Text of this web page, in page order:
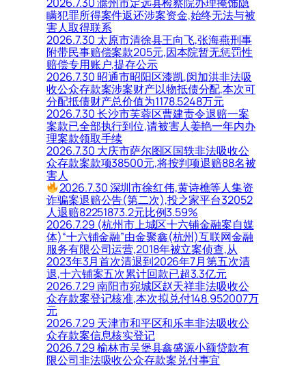
瞒犯罪所得案件返还涉案资金,始终无法与被
害人取得联系
2026.7.30 太原市清徐县王向飞,张海燕刑事
附带民事赔偿案款205元,因本院暂无惩罚性
赔偿专用账户,提存公示
2026.7.30 昭通市昭阳区漆凯,闵加洪非法吸
收公众存款案涉案财产以物抵债分配,本次可
分配抵债财产总价值为1178.5248万元
2026.7.30 长沙市芙蓉区曹建责令退赔一案
案款已全部执行到位,请被害人姜艳一年内办
理案款领取手续
2026.7.30 大庆市萨尔图区国轶非法吸收公
众存款案款项38500元,将按判项退赔88名被
害人
2026.7.30 深圳市徐红伟,黄诗樵等人集资
诈骗案退赔公告(第二次),投之家平台32052
人退赔82251873.2元比例3.59%
2026.7.29 (杭州市上城区十六铺金融案自媒
体)“十六铺金融”由金聚鑫(杭州)互联网金融
服务有限公司运营,2018年被立案侦查,从
2023年3月首次清退到2026年7月第五次清
退,十六铺案五次累计回款已超3.3亿元
2026.7.29 南阳市宛城区赵天祥非法吸收公
众存款案登记核准,本次拟兑付148.952007万
元
2026.7.29 天津市和平区和乐丰非法吸收公
众存款案信息核实登记
2026.7.29 榆林市吴堡县鑫盛源小额贷款有
限公司非法吸收公众存款案兑付事宜